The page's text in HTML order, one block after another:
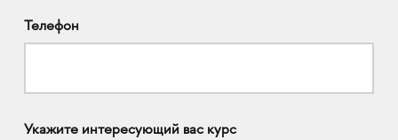
Телефон
Укажите интересующий вас курс